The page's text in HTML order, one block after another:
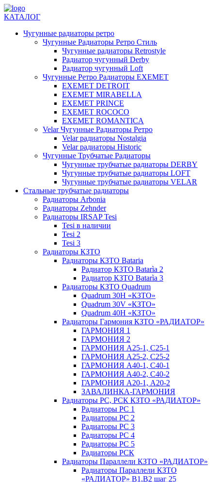
КАТАЛОГ
Чугунные радиаторы ретро
Чугунные Радиаторы Ретро Стиль
Чугунные радиаторы Retrostyle
Радиатор чугунный Derby
Радиатор чугунный Loft
Чугунные Ретро Радиаторы EXEMET
EXEMET DETROIT
EXEMET MIRABELLA
EXEMET PRINCE
EXEMET ROCOCO
EXEMET ROMANTICA
Velar Чугунные Радиаторы Ретро
Velar радиаторы Nostalgia
Velar радиаторы Historic
Чугунные Трубчатые Радиаторы
Чугунные трубчатые радиаторы DERBY
Чугунные трубчатые радиаторы LOFT
Чугунные трубчатые радиаторы VELAR
Стальные трубчатые радиаторы
Радиаторы Arbonia
Радиаторы Zehnder
Радиаторы IRSAP Tesi
Tesi в наличии
Tesi 2
Tesi 3
Радиаторы КЗТО
Радиаторы КЗТО Bataria
Радиатор КЗТО Batarìa 2
Радиатор КЗТО Batarìa 3
Радиаторы КЗТО Quadrum
Quadrum 30H «КЗТО»
Quadrum 30V «КЗТО»
Quadrum 40H «КЗТО»
Радиаторы Гармония КЗТО «РАДИАТОР»
ГАРМОНИЯ 1
ГАРМОНИЯ 2
ГАРМОНИЯ А25-1, С25-1
ГАРМОНИЯ А25-2, С25-2
ГАРМОНИЯ А40-1, С40-1
ГАРМОНИЯ А40-2, С40-2
ГАРМОНИЯ А20-1, А20-2
ЗАВАЛИНКА-ГАРМОНИЯ
Радиаторы РС, РСК КЗТО «РАДИАТОР»
Радиаторы РС 1
Радиаторы РС 2
Радиаторы РС 3
Радиаторы РС 4
Радиаторы РС 5
Радиаторы РСК
Радиаторы Параллели КЗТО «РАДИАТОР»
Радиаторы Параллели КЗТО
«РАДИАТОР» В1,В2 шаг 25